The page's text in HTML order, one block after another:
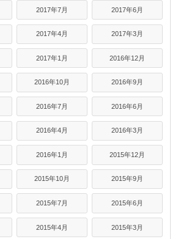
2017年7月 2017年6月
2017年4月 2017年3月
2017年1月 2016年12月
2016年10月 2016年9月
2016年7月 2016年6月
2016年4月 2016年3月
2016年1月 2015年12月
2015年10月 2015年9月
2015年7月 2015年6月
2015年4月 2015年3月